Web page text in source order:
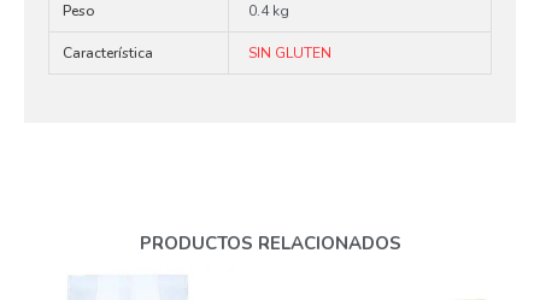
PRODUCTOS RELACIONADOS
Peso 0.4 kg
Característica SIN GLUTEN